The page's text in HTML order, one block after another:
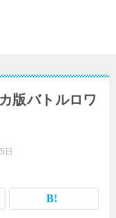
版バトルロワ
日